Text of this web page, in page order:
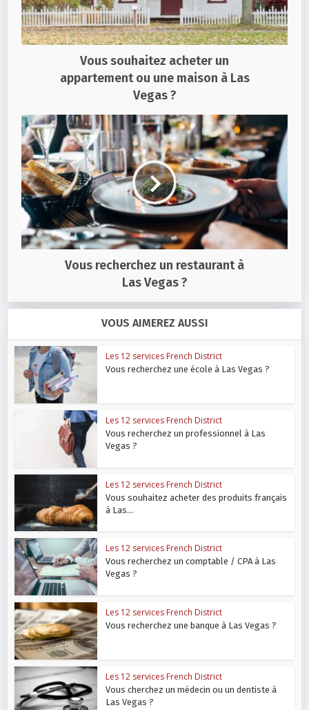
Vous souhaitez acheter un
appartement ou une maison à Las
Vegas ?
Vous recherchez un restaurant à
Las Vegas ?
VOUS AIMEREZ AUSSI
Les 12 services French District
Vous recherchez une école à Las Vegas ?
Les 12 services French District
Vous recherchez un professionnel à Las
Vegas ?
Les 12 services French District
Vous souhaitez acheter des produits français
à Las...
Les 12 services French District
Vous recherchez un comptable / CPA à Las
Vegas ?
Les 12 services French District
Vous recherchez une banque à Las Vegas ?
Les 12 services French District
Vous cherchez un médecin ou un dentiste à
Las Vegas ?